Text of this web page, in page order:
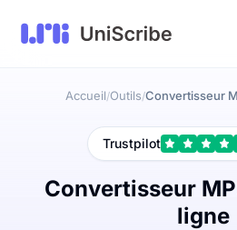
Accueil/Outils/Convertisseur
Trustpilot
Convertisseur
ligne